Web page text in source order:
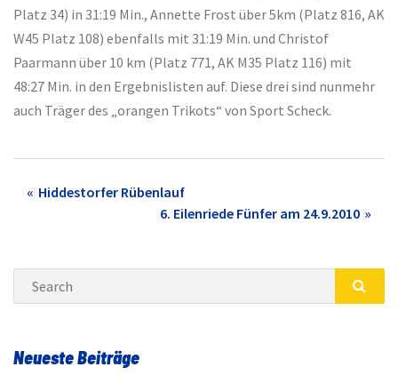
Platz 34) in 31:19 Min., Annette Frost über 5km (Platz 816, AK
W45 Platz 108) ebenfalls mit 31:19 Min. und Christof
Paarmann über 10 km (Platz 771, AK M35 Platz 116) mit
48:27 Min. in den Ergebnislisten auf. Diese drei sind nunmehr
auch Träger des „orangen Trikots“ von Sport Scheck.
Post
navigation
Hiddestorfer Rübenlauf
6. Eilenriede Fünfer am 24.9.2010
Search
Neueste Beiträge